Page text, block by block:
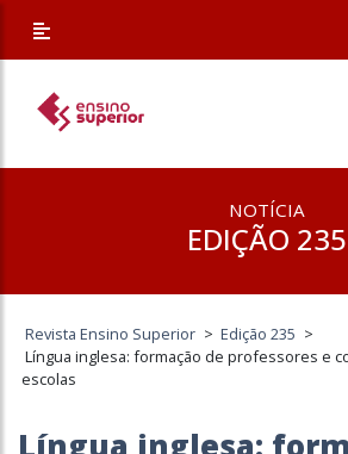
NOTÍCIA
EDIÇÃO 235
Revista Ensino Superior > Edição 235 >
Língua inglesa: formação de professores e
escolas